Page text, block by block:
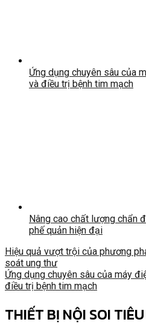
Ứng dụng chuyên sâu của
và điều trị bệnh tim mạch
Nâng cao chất lượng chẩn
phế quản hiện đại
Hiệu quả vượt trội của phương
soát ung thư
Ứng dụng chuyên sâu của máy
điều trị bệnh tim mạch
THIẾT BỊ NỘI SOI